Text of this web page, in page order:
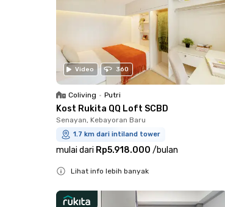
Video 360
Coliving • Putri
Kost Rukita QQ Loft SCBD
Senayan, Kebayoran Baru
1.7 km dari intiland tower
mulai dari Rp5.918.000 /bulan
Lihat info lebih banyak